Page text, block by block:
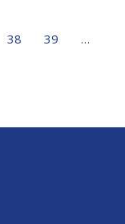
38 39
…